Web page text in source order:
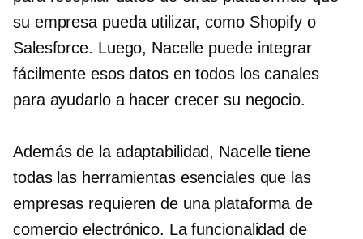
su empresa pueda utilizar, como Shopify o
Salesforce. Luego, Nacelle puede integrar
fácilmente esos datos en todos los canales
para ayudarlo a hacer crecer su negocio.
Además de la adaptabilidad, Nacelle tiene
todas las herramientas esenciales que las
empresas requieren de una plataforma de
comercio electrónico. La funcionalidad de